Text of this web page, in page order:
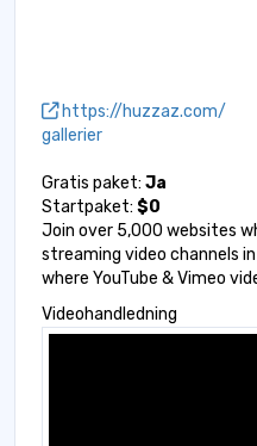
https://huzzaz.com/
gallerier
Gratis paket: Ja
Startpaket: $0
Join over 5,000 websites
streaming video channels
where YouTube & Vimeo
Videohandledning